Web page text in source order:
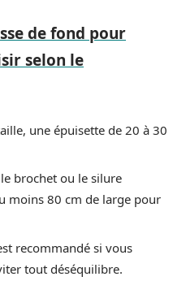
de fond pour
selon le
une épuisette de 20 à 30
brochet ou le silure
moins 80 cm de large pour
recommandé si vous
tout déséquilibre.